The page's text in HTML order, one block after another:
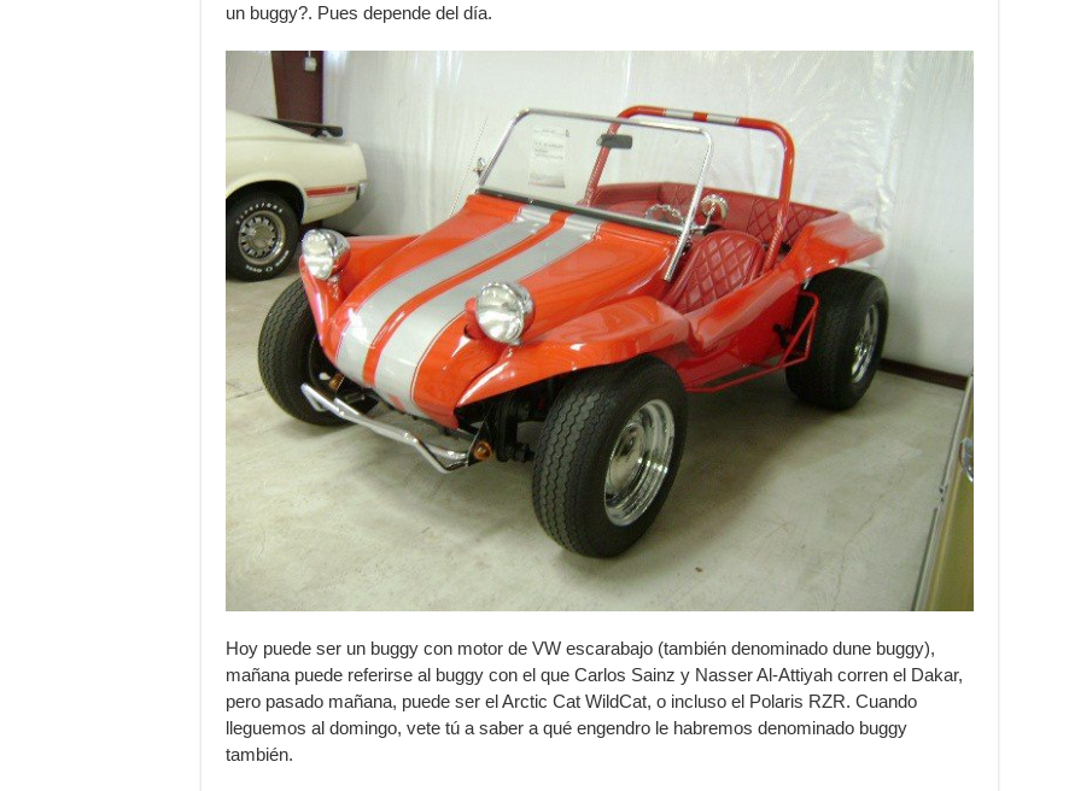
un buggy?. Pues depende del día.
Hoy puede ser un buggy con motor de VW escarabajo (también denominado dune buggy),
mañana puede referirse al buggy con el que Carlos Sainz y Nasser Al-Attiyah corren el Dakar,
pero pasado mañana, puede ser el Arctic Cat WildCat, o incluso el Polaris RZR. Cuando
lleguemos al domingo, vete tú a saber a qué engendro le habremos denominado buggy
también.